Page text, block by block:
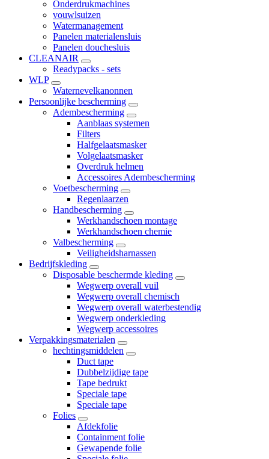
Onderdrukmachines
vouwlsuizen
Watermanagement
Panelen materialensluis
Panelen douchesluis
CLEANAIR
Readypacks - sets
WLP
Waternevelkanonnen
Persoonlijke bescherming
Adembescherming
Aanblaas systemen
Filters
Halfgelaatsmasker
Volgelaatsmasker
Overdruk helmen
Accessoires Adembescherming
Voetbescherming
Regenlaarzen
Handbescherming
Werkhandschoen montage
Werkhandschoen chemie
Valbescherming
Veiligheidsharnassen
Bedrijfskleding
Disposable beschermde kleding
Wegwerp overall vuil
Wegwerp overall chemisch
Wegwerp overall waterbestendig
Wegwerp onderkleding
Wegwerp accessoires
Verpakkingsmaterialen
hechtingsmiddelen
Duct tape
Dubbelzijdige tape
Tape bedrukt
Speciale tape
Speciale tape
Folies
Afdekfolie
Containment folie
Gewapende folie